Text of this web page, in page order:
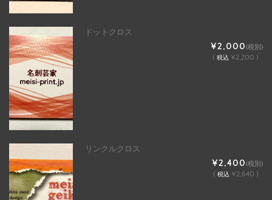
ドットクロス
¥2,000(税別)
( 税込 ¥2,200 )
リンクルクロス
¥2,400(税別)
( 税込 ¥2,640 )